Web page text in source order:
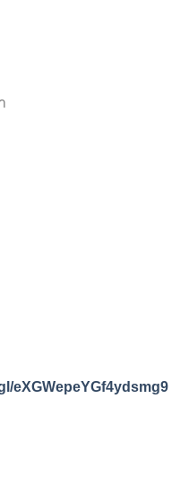
eXGWepeYGf4ydsmg9